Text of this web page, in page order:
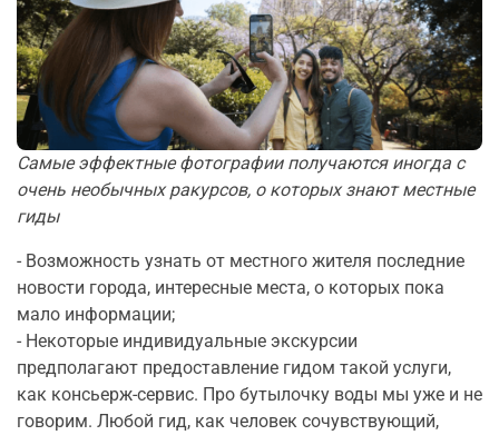
Самые эффектные фотографии получаются иногда с
очень необычных ракурсов, о которых знают местные
гиды
- Возможность узнать от местного жителя последние
новости города, интересные места, о которых пока
мало информации;
- Некоторые индивидуальные экскурсии
предполагают предоставление гидом такой услуги,
как консьерж-сервис. Про бутылочку воды мы уже и не
говорим. Любой гид, как человек сочувствующий,